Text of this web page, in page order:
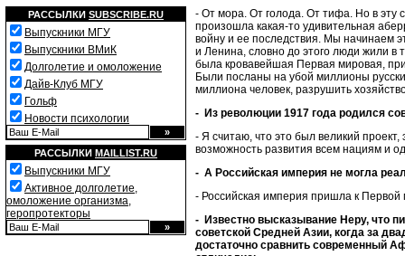
РАССЫЛКИ SUBSCRIBE.RU
Выпускники МГУ
Выпускники ВМиК
Долголетие и омоложение
Дайв-Клуб МГУ
Гольф
Новости психологии
РАССЫЛКИ MAILLIST.RU
Выпускники МГУ
Активное долголетие,
омоложение организма,
геропротекторы
- От мора. От голода. От тифа. Но в эту
произошла какая-то удивительная
войну и ее последствия. Мы начинаем
и Ленина, словно до этого люди жили в
была кровавейшая Первая мировая,
Были посланы на убой миллионы
миллиона человек, разрушить
- Из революции 1917 года родился
- Я считаю, что это был великий
возможность развития всем нациям и
- А Российская империя не могла
- Российская империя пришла к
- Известно высказывание Неру, что
советской Средней Азии, когда за
достаточно сравнить современный